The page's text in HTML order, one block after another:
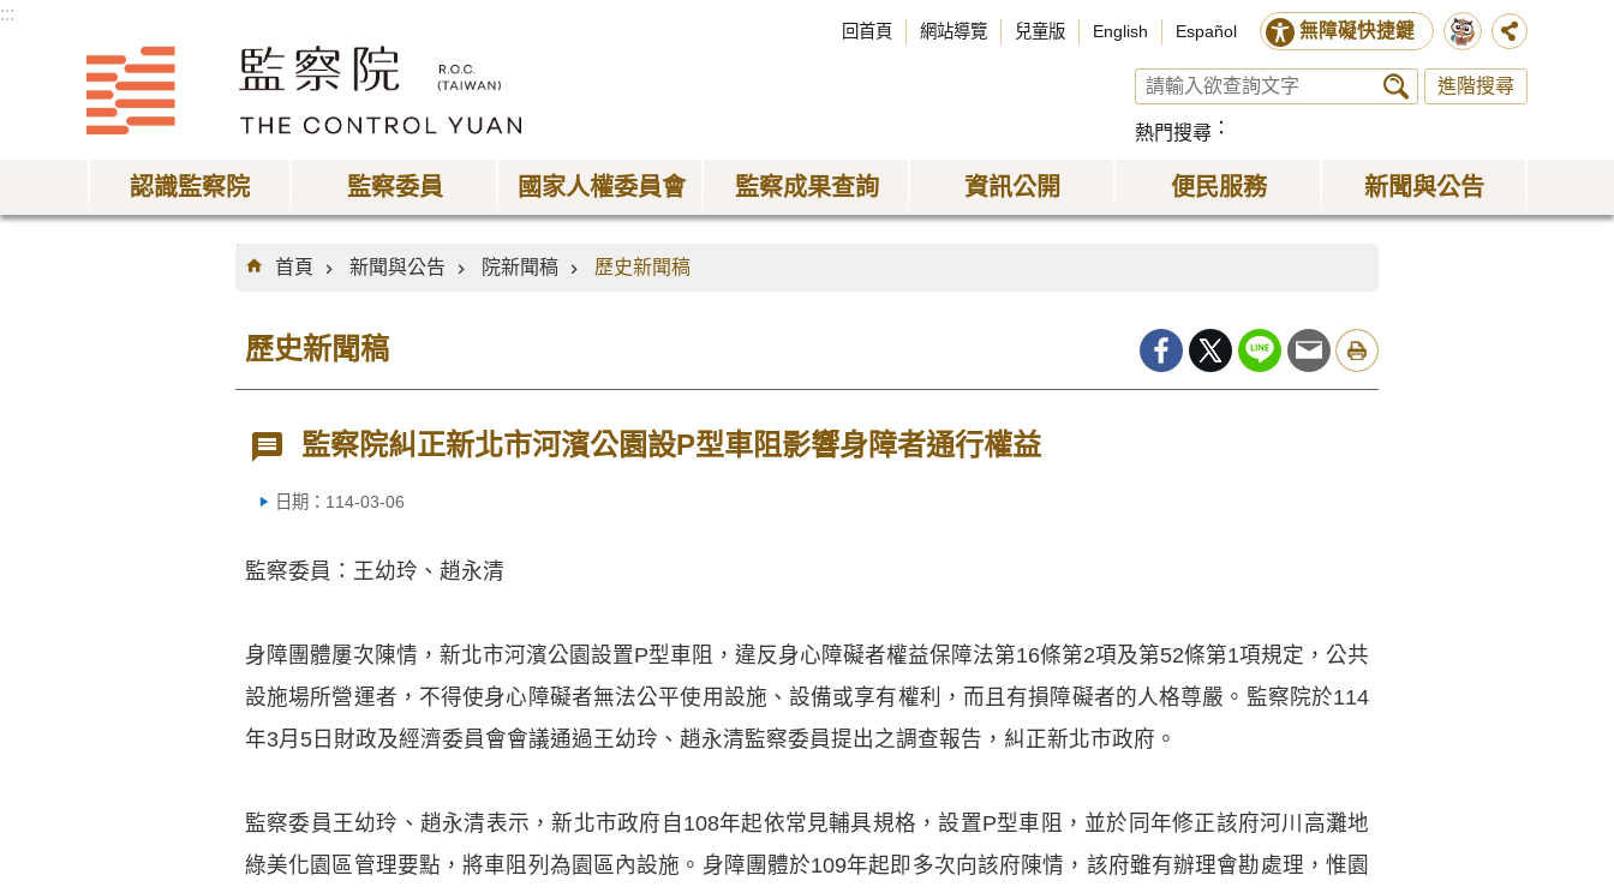
:::
回首頁 網站導覽 兒童版 English Español 無障礙快捷鍵
進階搜尋
熱門搜尋
認識監察院 監察委員 國家人權委員會 監察成果查詢 資訊公開 便民服務 新聞與公告
:::
首頁
新聞與公告 院新聞稿 歷史新聞稿
歷史新聞稿
監察院糾正新北市河濱公園設P型車阻影響身障者通行權益
日期：114-03-06
監察委員：王幼玲、趙永清
身障團體屢次陳情，新北市河濱公園設置P型車阻，違反身心障礙者權益保障法第16條第2項及第52條第1項規定，公共
設施場所營運者，不得使身心障礙者無法公平使用設施、設備或享有權利，而且有損障礙者的人格尊嚴。監察院於114
年3月5日財政及經濟委員會會議通過王幼玲、趙永清監察委員提出之調查報告，糾正新北市政府。
監察委員王幼玲、趙永清表示，新北市政府自108年起依常見輔具規格，設置P型車阻，並於同年修正該府河川高灘地
綠美化園區管理要點，將車阻列為園區內設施。身障團體於109年起即多次向該府陳情，該府雖有辦理會勘處理，惟園